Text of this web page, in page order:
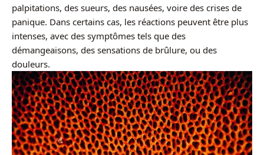
palpitations, des sueurs, des nausées, voire des crises de
panique. Dans certains cas, les réactions peuvent être plus
intenses, avec des symptômes tels que des
démangeaisons, des sensations de brûlure, ou des
douleurs.